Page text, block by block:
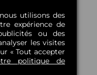
utilisons des
expérience de
ou des
les visites
« Tout accepter
politique de